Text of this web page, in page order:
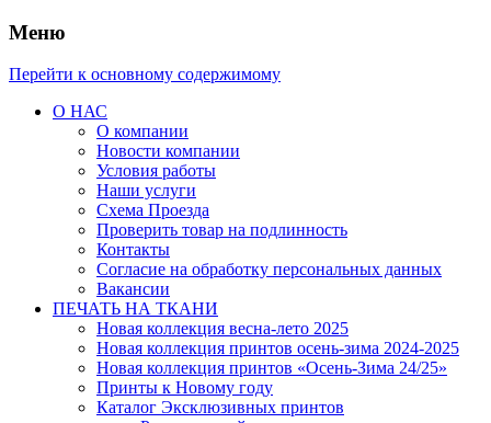
Меню
Перейти к основному содержимому
О НАС
О компании
Новости компании
Условия работы
Наши услуги
Схема Проезда
Проверить товар на подлинность
Контакты
Согласие на обработку персональных данных
Вакансии
ПЕЧАТЬ НА ТКАНИ
Новая коллекция весна-лето 2025
Новая коллекция принтов осень-зима 2024-2025
Новая коллекция принтов «Осень-Зима 24/25»
Принты к Новому году
Каталог Эксклюзивных принтов